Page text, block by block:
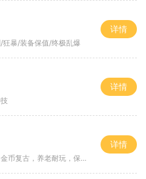
/狂暴/装备保值/终极乱爆
详情
详情
复古，养老耐玩，保底回収
详情